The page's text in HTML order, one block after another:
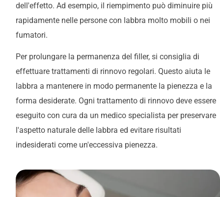
dell'effetto. Ad esempio, il riempimento può diminuire più
rapidamente nelle persone con labbra molto mobili o nei
fumatori.
Per prolungare la permanenza del filler, si consiglia di
effettuare trattamenti di rinnovo regolari. Questo aiuta le
labbra a mantenere in modo permanente la pienezza e la
forma desiderate. Ogni trattamento di rinnovo deve essere
eseguito con cura da un medico specialista per preservare
l'aspetto naturale delle labbra ed evitare risultati
indesiderati come un'eccessiva pienezza.